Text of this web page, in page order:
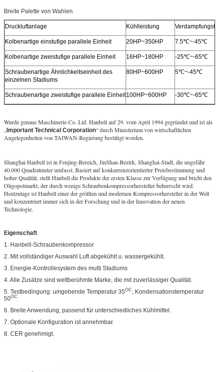
Breite Palette von Wahlen
Druckluftanlage Kühlleistung
Kolbenartige einstufige parallele Einheit 20HP~350HP 7.5℃~-45℃
Kolbenartige zweistufige parallele Einheit 16HP~180HP -25℃~-65℃
Schraubenartige Ähnlichkeitseinheit des
einzelnen Stadiums
80HP~600HP 5℃~-45℃
Schraubenartige zweistufige parallele Einheit100HP~600HP -30℃~-65℃
Wurde genaue Maschinerie-Co. Ltd. Hanbell auf 29. vom April 1994 gegründet und ist als
Important Technical Corporation“ durch Ministerium von wirtschaftlichen
Angelegenheiten von TAIWAN-Regierung bestätigt worden.
Shanghai Hanbell ist in Fenjing-Bereich, JinShan-Bezirk, Shanghai-Stadt, die ungefähr
40.000 Quadratmeter umfasst. Basiert auf konkurrenzorientierter Preisbestimmung und
hoher Qualität, stellt Hanbell die Produkte der ersten Klasse zur Verfügung und bricht den
Oligopolmarkt, der durch wenige Schraubenkompressorhersteller beherrscht wird.
Heutzutage ist Hanbell einer der größten und modernen Kompressorhersteller in der Welt
und konzentriert immer sich in der Forschung und in der Innovation der neuen
Technologie.
Eigenschaft
1. Hanbell-Schraubenkompressor
2. Mit vollständiger Auswahl Luft abgekühlt u. wassergekühlt.
3. Energie-Kontrollesystem des multi Stadiums
4. Alle Zusätze sind weltberühmte Marke, die mit zuverlässiger Qualität.
5. Testbedingung: umgebende Temperatur 35OC , Kondensationstemperatur
50OC
6. Breite Anwendung, passend für unterschiedliches Kühlmittel.
7. Optionale Konfiguration ist annehmbar.
8. CER genehmigt.